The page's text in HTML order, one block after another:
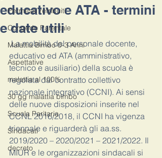
Permessi retribuiti
Congedo Parentale
Malattia Bimbo 0-3 Anni
Aspettative
malattia al 100%
30 gg malattia bimbo
Scuola Paritaria
Sindacati
decreto
educativo e ATA - termini
e date utili
La mobilità del personale docente,
educativo ed ATA (amministrativo,
tecnico e ausiliario) della scuola è
regolata dal contratto collettivo
nazionale integrativo (CCNI). Ai sensi
delle nuove disposizioni inserite nel
CCNL 2016/2018, il CCNI ha vigenza
triennale e riguarderà gli aa.ss.
2019/2020 – 2020/2021 – 2021/2022. Il
MIUR e le organizzazioni sindacali si